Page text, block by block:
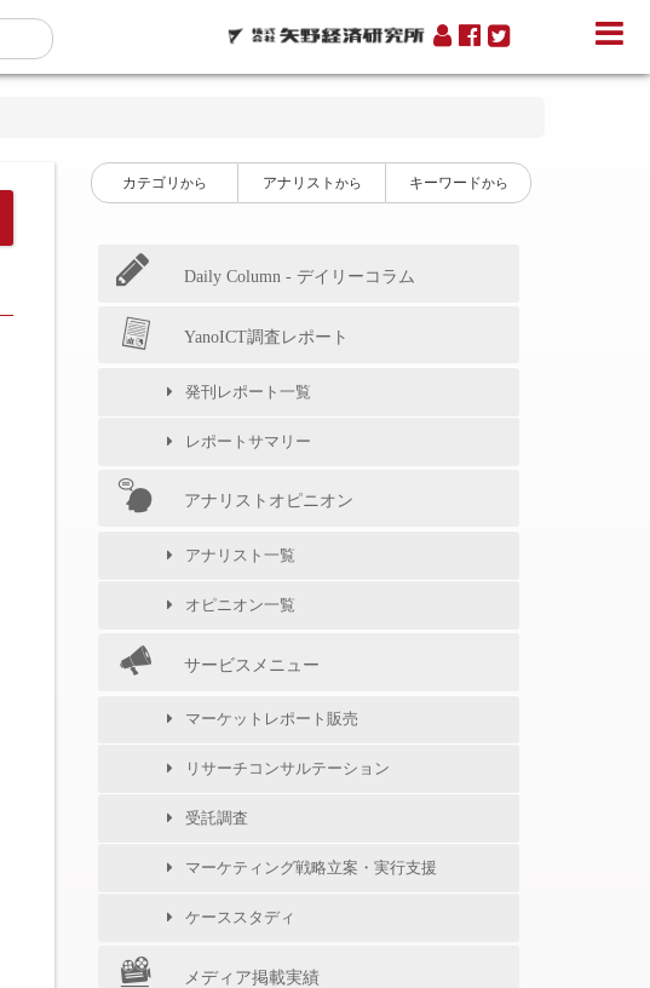
カテゴリ から アナリスト から キーワードから
Daily Column - デイリーコラム
YanoICT調査レポート
発刊レポート一覧
レポートサマリー
アナリストオピニオン
アナリスト一覧
オピニオン一覧
サービスメニュー
マーケットレポート販売
リサーチコンサルテーション
受託調査
マーケティング戦略立案・実行支援
ケーススタディ
メディア掲載実績